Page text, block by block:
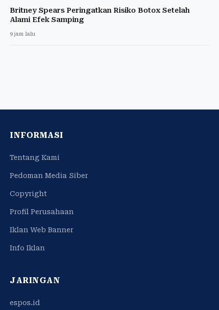
Britney Spears Peringatkan Risiko Botox Setelah
Alami Efek Samping
9 jam lalu
INFORMASI
Tentang Kami
Pedoman Media Siber
Copyright
Profil Perusahaan
Iklan Web Banner
Info Iklan
JARINGAN
espos.id